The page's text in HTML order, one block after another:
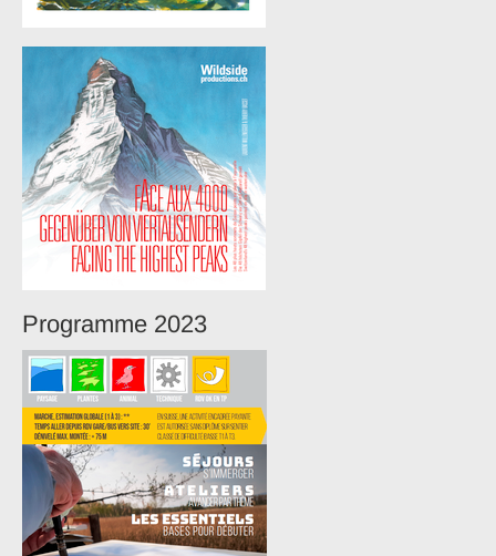
Programme 2023